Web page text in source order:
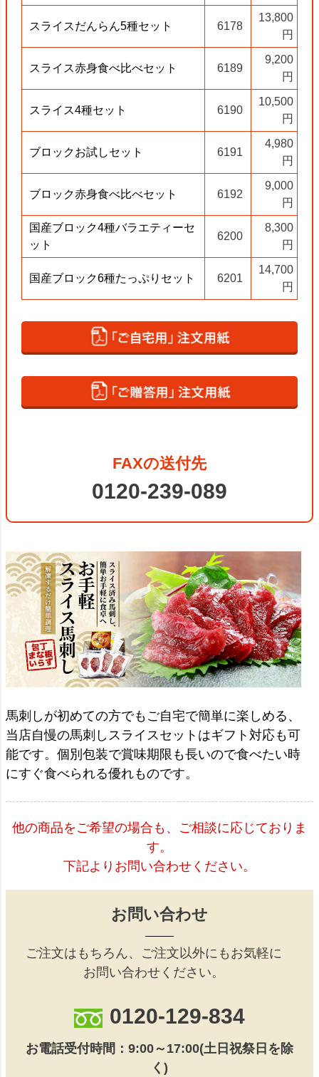
スライスだんらん5種セット 6178
13,800
円
スライス赤身食べ比べセット 6189
9,200
円
スライス4種セット 6190
10,500
円
ブロックお試しセット 6191
4,980
円
ブロック赤身食べ比べセット 6192
9,000
円
国産ブロック4種バラエティーセ
ット
6200
8,300
円
国産ブロック6種たっぷりセット 6201
14,700
円
FAXの送付先
0120-239-089
馬刺しが初めての方でもご自宅で簡単に楽しめる、
当店自慢の馬刺しスライスセットはギフト対応も可
能です。個別包装で賞味期限も長いので食べたい時
にすぐ食べられる優れものです。
他の商品をご希望の場合も、ご相談に応じておりま
す。
下記よりお問い合わせください。
お問い合わせ
ご注文はもちろん、ご注文以外にもお気軽に
お問い合わせください。
0120-129-834
お電話受付時間：9:00～17:00(土日祝祭日を除
く)